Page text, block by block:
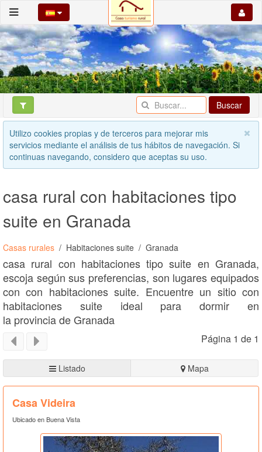
Buscar
Utilizo cookies propias y de terceros para mejorar mis
servicios mediante el análisis de tus hábitos de navegación. Si
continuas navegando, considero que aceptas su uso.
casa rural con habitaciones tipo
suite en Granada
Casas rurales Habitaciones suite Granada
casa rural con habitaciones tipo suite en Granada,
escoja según sus preferencias, son lugares equipados
con con habitaciones suite. Encuentre un sitio con
habitaciones suite ideal para dormir en
la provincia de Granada
Página 1 de 1
Listado Mapa
Casa Videira
Ubicado en Buena Vista